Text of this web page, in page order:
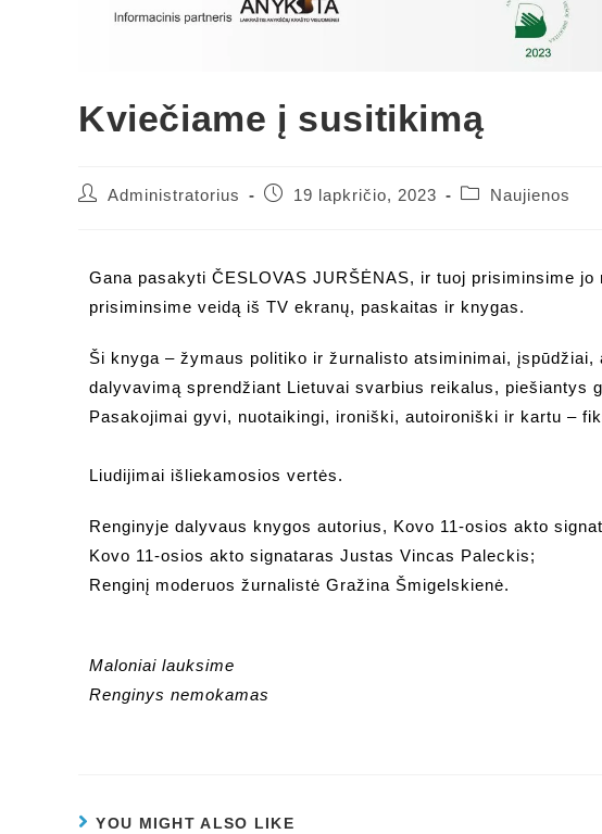
Kviečiame į susitikimą
Administratorius 19 lapkričio, 2023 Naujienos
Gana pasakyti ČESLOVAS JURŠĖNAS, ir tuoj prisiminsime
prisiminsime veidą iš TV ekranų, paskaitas ir knygas.
Ši knyga – žymaus politiko ir žurnalisto atsiminimai, įspūdžiai,
dalyvavimą sprendžiant Lietuvai svarbius reikalus, piešiantys
Pasakojimai gyvi, nuotaikingi, ironiški, autoironiški ir kartu –
Liudijimai išliekamosios vertės.
Renginyje dalyvaus knygos autorius, Kovo 11-osios akto
Kovo 11-osios akto signataras Justas Vincas Paleckis;
Renginį moderuos žurnalistė Gražina Šmigelskienė.
Maloniai lauksime
Renginys nemokamas
YOU MIGHT ALSO LIKE